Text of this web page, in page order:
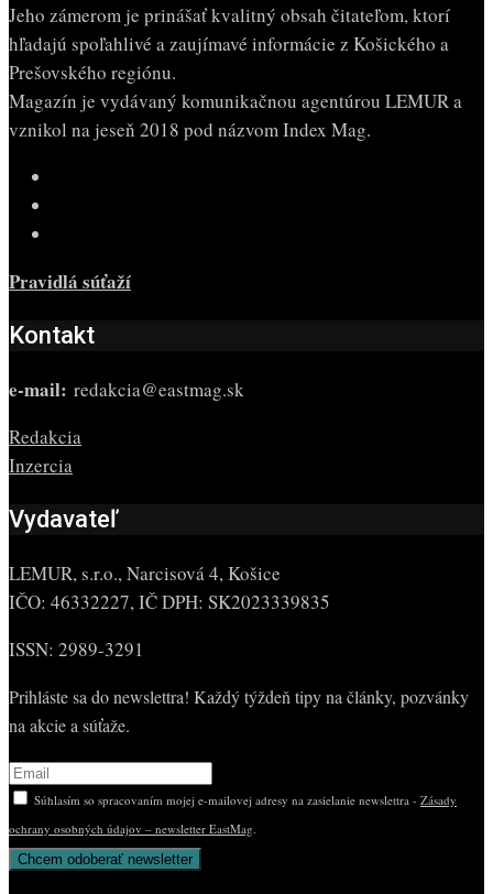
Jeho zámerom je prinášať kvalitný obsah čitateľom, ktorí
hľadajú spoľahlivé a zaujímavé informácie z Košického a
Prešovského regiónu.
Magazín je vydávaný komunikačnou agentúrou LEMUR a
vznikol na jeseň 2018 pod názvom Index Mag.
Pravidlá súťaží
Kontakt
e-mail: redakcia@eastmag.sk
Redakcia
Inzercia
Vydavateľ
LEMUR, s.r.o., Narcisová 4, Košice
IČO: 46332227, IČ DPH: SK2023339835
ISSN: 2989-3291
Prihláste sa do newslettra! Každý týždeň tipy na články, pozvánky
na akcie a súťaže.
Súhlasím so spracovaním mojej e-mailovej adresy na zasielanie newslettra - Zásady
ochrany osobných údajov – newsletter EastMag